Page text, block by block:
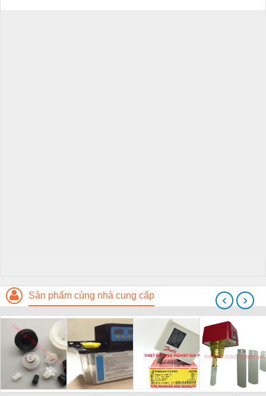
Sản phẩm cùng nhà cung cấp ‹ ›